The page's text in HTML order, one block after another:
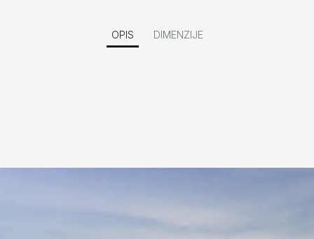
OPIS DIMENZIJE